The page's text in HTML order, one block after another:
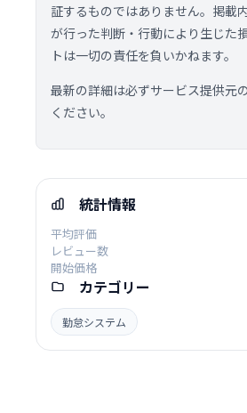
証するものではありません。掲載
が行った判断・行動により生じた
トは一切の責任を負いかねます。
最新の詳細は必ずサービス提供元
ください。
統計情報
平均評価
レビュー数
開始価格
カテゴリー
勤怠システム